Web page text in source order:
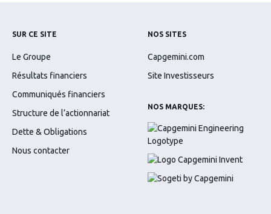
SUR CE SITE
Le Groupe
Résultats financiers
Communiqués financiers
Structure de l’actionnariat
Dette & Obligations
Nous contacter
NOS SITES
Capgemini.com
Site Investisseurs
NOS MARQUES: